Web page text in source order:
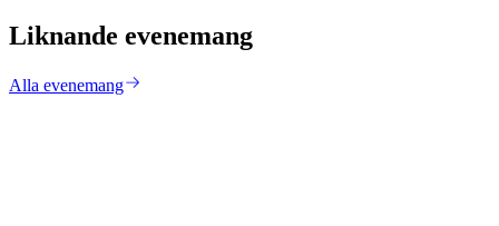
Liknande evenemang
Alla evenemang